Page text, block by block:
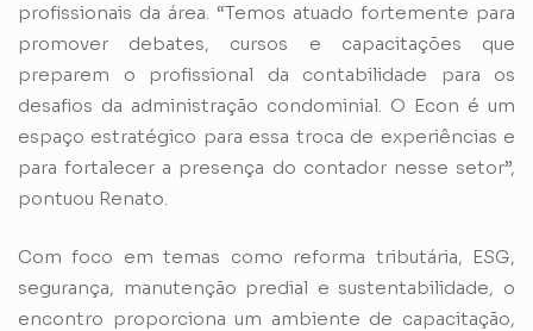
profissionais da área. “Temos atuado fortemente para
promover debates, cursos e capacitações que
preparem o profissional da contabilidade para os
desafios da administração condominial. O Econ é um
espaço estratégico para essa troca de experiências e
para fortalecer a presença do contador nesse setor”,
pontuou Renato.
Com foco em temas como reforma tributária, ESG,
segurança, manutenção predial e sustentabilidade, o
encontro proporciona um ambiente de capacitação,